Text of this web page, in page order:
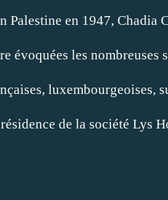
Palestine en 1947,
évoquées les
de la société Lys